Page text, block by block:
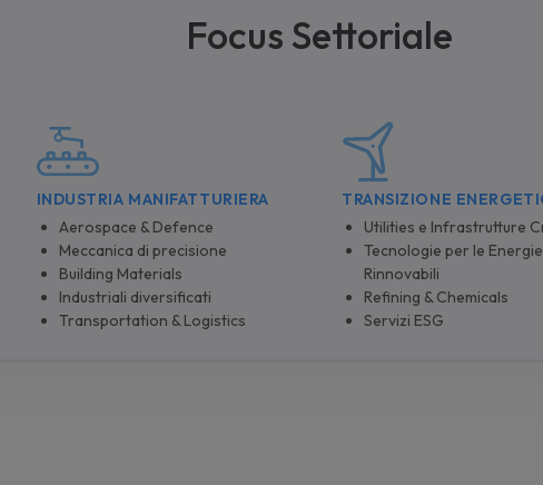
Focus Settoriale
INDUSTRIA MANIFATTURIERA
Aerospace & Defence
Meccanica di precisione
Building Materials
Industriali diversificati
Transportation & Logistics
TRANSIZIONE
Utilities e Infrastrutture
Tecnologie per le Energie
Rinnovabili
Refining & Chemicals
Servizi ESG